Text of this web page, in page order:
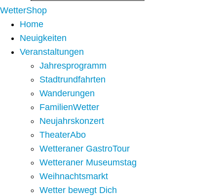
WetterShop
Home
Neuigkeiten
Veranstaltungen
Jahresprogramm
Stadtrundfahrten
Wanderungen
FamilienWetter
Neujahrskonzert
TheaterAbo
Wetteraner GastroTour
Wetteraner Museumstag
Weihnachtsmarkt
Wetter bewegt Dich